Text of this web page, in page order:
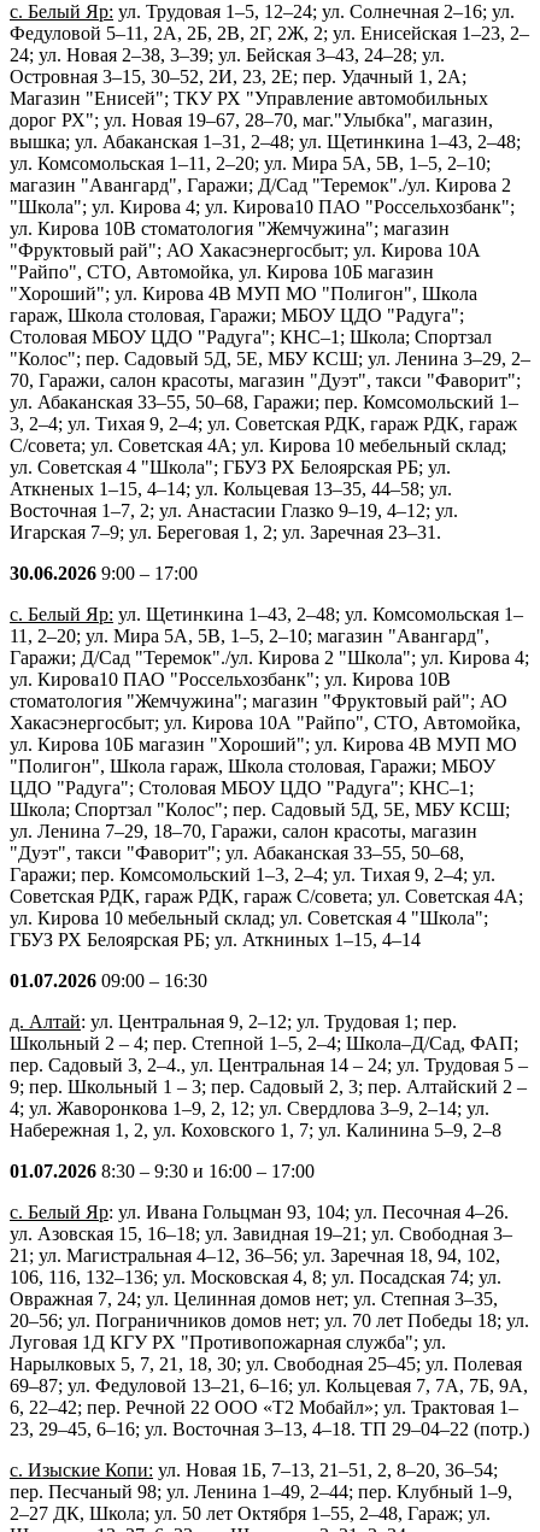
с. Белый Яр: ул. Трудовая 1–5, 12–24; ул. Солнечная 2–16; ул.
Федуловой 5–11, 2А, 2Б, 2В, 2Г, 2Ж, 2; ул. Енисейская 1–23, 2–
24; ул. Новая 2–38, 3–39; ул. Бейская 3–43, 24–28; ул.
Островная 3–15, 30–52, 2И, 23, 2Е; пер. Удачный 1, 2А;
Магазин "Енисей"; ТКУ РХ "Управление автомобильных
дорог РХ"; ул. Новая 19–67, 28–70, маг."Улыбка", магазин,
вышка; ул. Абаканская 1–31, 2–48; ул. Щетинкина 1–43, 2–48;
ул. Комсомольская 1–11, 2–20; ул. Мира 5А, 5В, 1–5, 2–10;
магазин "Авангард", Гаражи; Д/Сад "Теремок"./ул. Кирова 2
"Школа"; ул. Кирова 4; ул. Кирова10 ПАО "Россельхозбанк";
ул. Кирова 10В стоматология "Жемчужина"; магазин
"Фруктовый рай"; АО Хакасэнергосбыт; ул. Кирова 10А
"Райпо", СТО, Автомойка, ул. Кирова 10Б магазин
"Хороший"; ул. Кирова 4В МУП МО "Полигон", Школа
гараж, Школа столовая, Гаражи; МБОУ ЦДО "Радуга";
Столовая МБОУ ЦДО "Радуга"; КНС–1; Школа; Спортзал
"Колос"; пер. Садовый 5Д, 5Е, МБУ КСШ; ул. Ленина 3–29, 2–
70, Гаражи, салон красоты, магазин "Дуэт", такси "Фаворит";
ул. Абаканская 33–55, 50–68, Гаражи; пер. Комсомольский 1–
3, 2–4; ул. Тихая 9, 2–4; ул. Советская РДК, гараж РДК, гараж
С/совета; ул. Советская 4А; ул. Кирова 10 мебельный склад;
ул. Советская 4 "Школа"; ГБУЗ РХ Белоярская РБ; ул.
Аткненых 1–15, 4–14; ул. Кольцевая 13–35, 44–58; ул.
Восточная 1–7, 2; ул. Анастасии Глазко 9–19, 4–12; ул.
Игарская 7–9; ул. Береговая 1, 2; ул. Заречная 23–31.
30.06.2026 9:00 – 17:00
с. Белый Яр: ул. Щетинкина 1–43, 2–48; ул. Комсомольская 1–
11, 2–20; ул. Мира 5А, 5В, 1–5, 2–10; магазин "Авангард",
Гаражи; Д/Сад "Теремок"./ул. Кирова 2 "Школа"; ул. Кирова 4;
ул. Кирова10 ПАО "Россельхозбанк"; ул. Кирова 10В
стоматология "Жемчужина"; магазин "Фруктовый рай"; АО
Хакасэнергосбыт; ул. Кирова 10А "Райпо", СТО, Автомойка,
ул. Кирова 10Б магазин "Хороший"; ул. Кирова 4В МУП МО
"Полигон", Школа гараж, Школа столовая, Гаражи; МБОУ
ЦДО "Радуга"; Столовая МБОУ ЦДО "Радуга"; КНС–1;
Школа; Спортзал "Колос"; пер. Садовый 5Д, 5Е, МБУ КСШ;
ул. Ленина 7–29, 18–70, Гаражи, салон красоты, магазин
"Дуэт", такси "Фаворит"; ул. Абаканская 33–55, 50–68,
Гаражи; пер. Комсомольский 1–3, 2–4; ул. Тихая 9, 2–4; ул.
Советская РДК, гараж РДК, гараж С/совета; ул. Советская 4А;
ул. Кирова 10 мебельный склад; ул. Советская 4 "Школа";
ГБУЗ РХ Белоярская РБ; ул. Аткниных 1–15, 4–14
01.07.2026 09:00 – 16:30
д. Алтай: ул. Центральная 9, 2–12; ул. Трудовая 1; пер.
Школьный 2 – 4; пер. Степной 1–5, 2–4; Школа–Д/Сад, ФАП;
пер. Садовый 3, 2–4., ул. Центральная 14 – 24; ул. Трудовая 5 –
9; пер. Школьный 1 – 3; пер. Садовый 2, 3; пер. Алтайский 2 –
4; ул. Жаворонкова 1–9, 2, 12; ул. Свердлова 3–9, 2–14; ул.
Набережная 1, 2, ул. Коховского 1, 7; ул. Калинина 5–9, 2–8
01.07.2026 8:30 – 9:30 и 16:00 – 17:00
с. Белый Яр: ул. Ивана Гольцман 93, 104; ул. Песочная 4–26.
ул. Азовская 15, 16–18; ул. Завидная 19–21; ул. Свободная 3–
21; ул. Магистральная 4–12, 36–56; ул. Заречная 18, 94, 102,
106, 116, 132–136; ул. Московская 4, 8; ул. Посадская 74; ул.
Овражная 7, 24; ул. Целинная домов нет; ул. Степная 3–35,
20–56; ул. Пограничников домов нет; ул. 70 лет Победы 18; ул.
Луговая 1Д КГУ РХ "Противопожарная служба"; ул.
Нарылковых 5, 7, 21, 18, 30; ул. Свободная 25–45; ул. Полевая
69–87; ул. Федуловой 13–21, 6–16; ул. Кольцевая 7, 7А, 7Б, 9А,
6, 22–42; пер. Речной 22 ООО «Т2 Мобайл»; ул. Трактовая 1–
23, 29–45, 6–16; ул. Восточная 3–13, 4–18. ТП 29–04–22 (потр.)
с. Изыские Копи: ул. Новая 1Б, 7–13, 21–51, 2, 8–20, 36–54;
пер. Песчаный 98; ул. Ленина 1–49, 2–44; пер. Клубный 1–9,
2–27 ДК, Школа; ул. 50 лет Октября 1–55, 2–48, Гараж; ул.